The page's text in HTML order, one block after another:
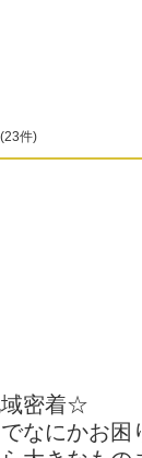
件)
密着☆
なにかお困